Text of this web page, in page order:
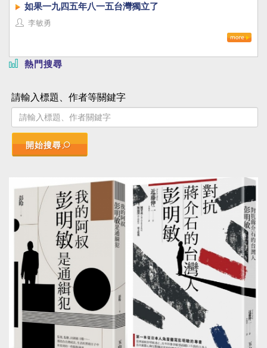
如果一九四五年八一五台灣獨立了
李敏勇
熱門搜尋
請輸入標題、作者等關鍵字
開始搜尋